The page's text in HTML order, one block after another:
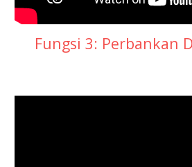
Fungsi 3: Perbankan